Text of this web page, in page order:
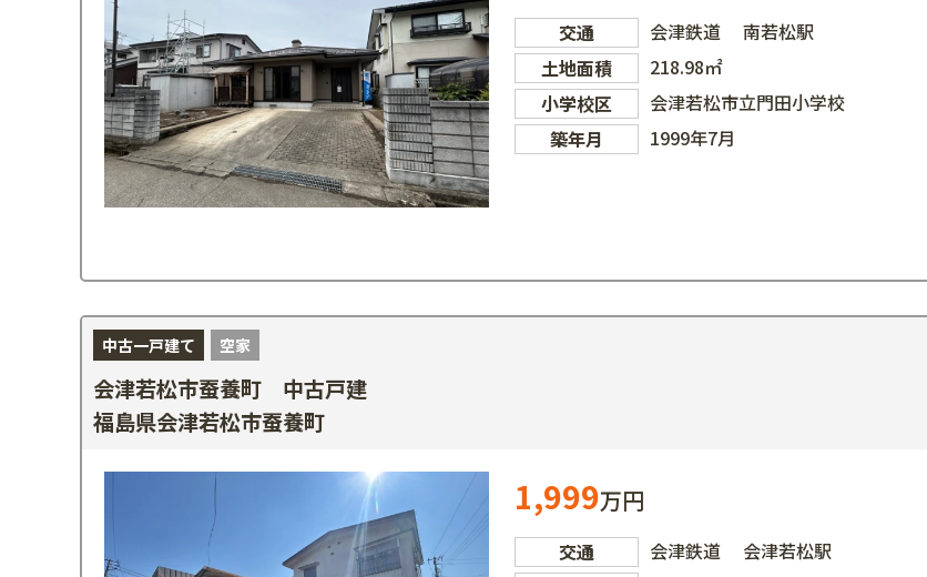
交通 会津鉄道 南若松駅
土地面積
218.98㎡
小学校区
会津若松市立門田小学校
築年月
1999年7月
中古一戸建て 空家
会津若松市蚕養町 中古戸建
福島県会津若松市蚕養町
1,999万円
交通 会津鉄道 会津若松駅